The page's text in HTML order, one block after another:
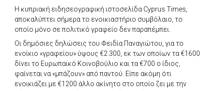
Η κυπριακή ειδησεογραφική ιστοσελίδα Cyprus Times,
αποκαλύπτει σήμερα το ενοικιαστήριο συμβόλαιο, το
οποίο μόνο σε πολιτικό γραφείο δεν παραπέμπει.
Οι δημόσιες δηλώσεις του Φειδία Παναγιώτου, για το
ενοίκιο «γραφείου» ύψους €2.300, εκ των οποίων τα €1600
δίνει το Ευρωπαϊκό Κοινοβούλιο και τα €700 ο ίδιος,
φαίνεται να «μπάζουν» από παντού. Είπε ακόμη ότι
ενοικιάζει με €1200 άλλο ακίνητο στο οποίο ζει με την